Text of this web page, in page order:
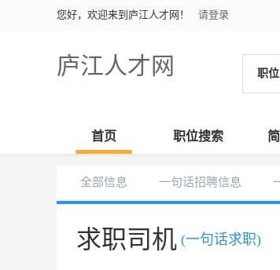
您好，欢迎来到庐江人才网！ 请登录
庐江人才网 职位
首页 职位搜索
全部信息 一句话招聘信息
求职司机 (一句话求职)